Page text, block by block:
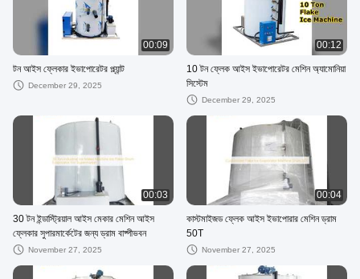
00:09
টন আইস ফ্লেকার ইভাপোরেটর প্ল্যান্ট
December 29, 2025
00:12
10 টন ফ্লেক আইস ইভাপোরেটর মেশিন অ্যামোনিয়া
সিস্টেম
December 29, 2025
00:03
30 টন ইন্ডাস্ট্রিয়াল আইস মেকার মেশিন আইস
ফ্লেকার সুপারমার্কেটের জন্য ড্রাম বাষ্পীভবন
November 27, 2025
00:04
কাস্টমাইজড ফ্লেক আইস ইভাপোরার মেশিন ড্রাম
50T
November 27, 2025